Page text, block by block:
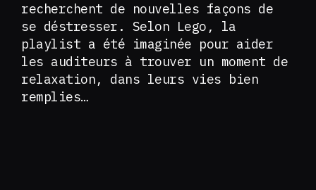
recherchent de nouvelles façons de
se déstresser. Selon Lego, la
playlist a été imaginée pour aider
les auditeurs à trouver un moment de
relaxation, dans leurs vies bien
remplies…